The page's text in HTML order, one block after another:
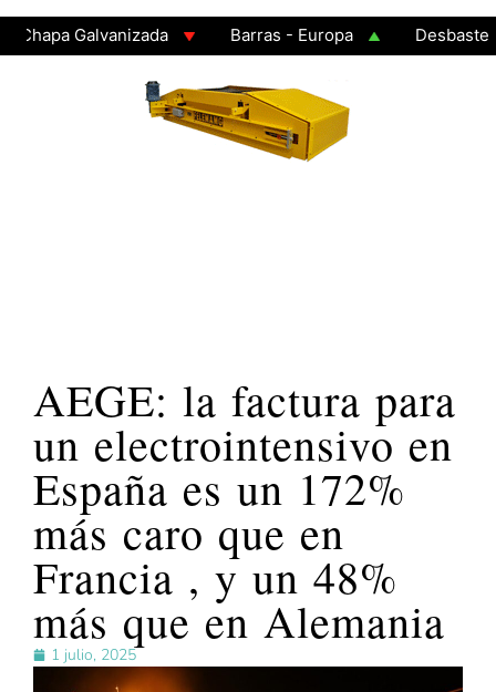
Galvanizada Barras - Europa
Desbaste -
AEGE: la factura para
un electrointensivo en
España es un 172%
más caro que en
Francia , y un 48%
más que en Alemania
1 julio, 2025